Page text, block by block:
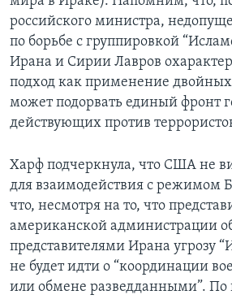
российского министра,
по борьбе с группировкой
Ирана и Сирии Лавров
подход как применение двойных
может подорвать единый фронт
действующих против
Харф подчеркнула, что США не
для взаимодействия с режимом
что, несмотря на то, что
американской администрации
представителями Ирана угрозу
не будет идти о “координации
или обмене разведданными”. По